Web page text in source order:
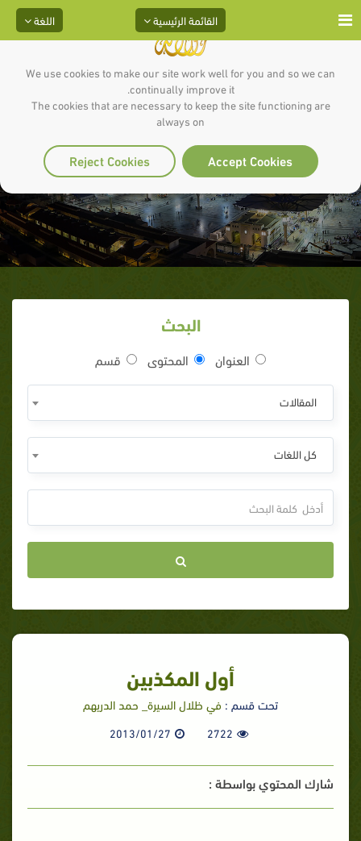
We use cookies to make our site work well for you and so we can
continually improve it.
The cookies that are necessary to keep the site functioning are
always on
Accept Cookies
Reject Cookies
اللغة القائمة الرئيسية
أول المكذبين
البحث
العنوان المحتوى قسم
المقالات
كل اللغات
أول المكذبين
تحت قسم : في ظلال السيرة_ حمد الدريهم
2722
2013/01/27
شارك المحتوي بواسطة :